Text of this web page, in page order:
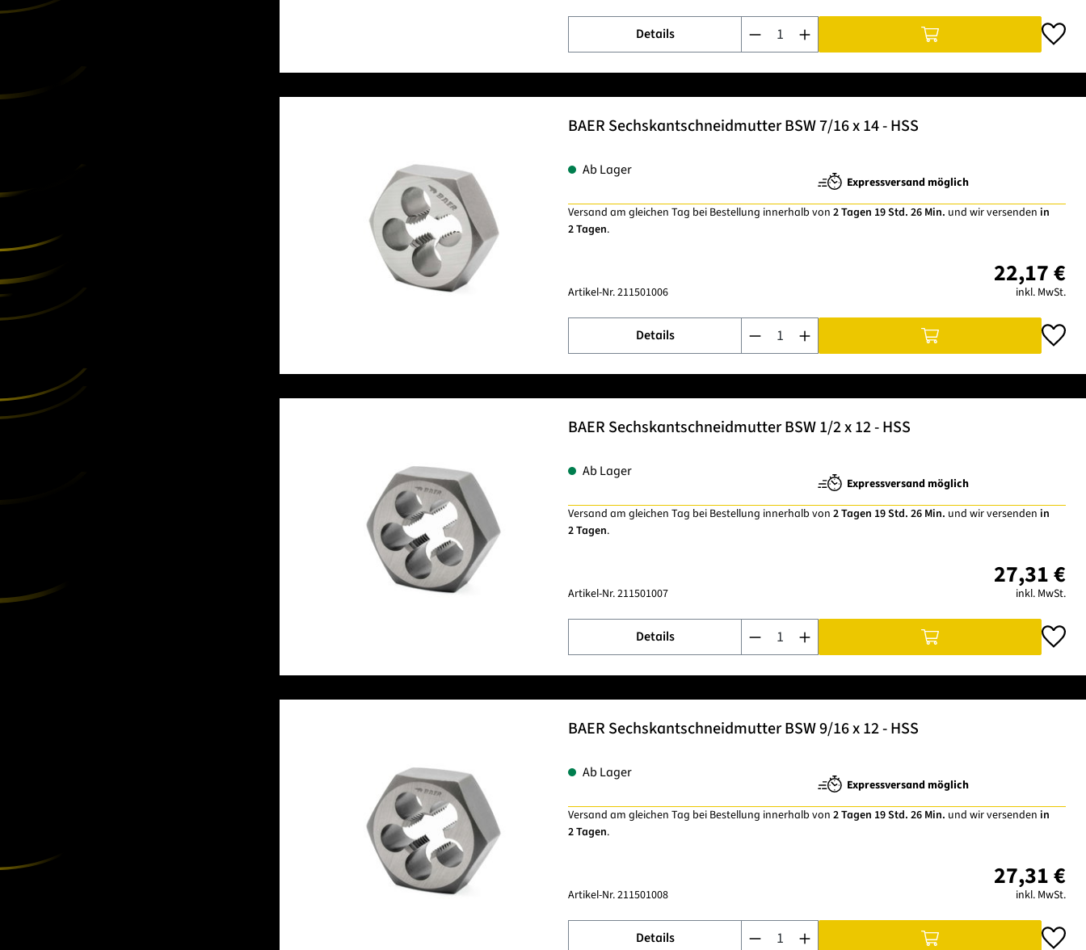
Details
Produkt Anzahl: Gib den gewünschten Wert ein oder
BAER Sechskantschneidmutter BSW 7/16 x 14 - HSS
Ab Lager
Expressversand möglich
Versand am gleichen Tag bei Bestellung innerhalb von 2 Tagen 19 Std. 26 Min. und wir versenden in
2 Tagen.
Artikel-Nr.211501006
22,17 €
inkl. MwSt.
Details
Produkt Anzahl: Gib den gewünschten Wert ein oder
BAER Sechskantschneidmutter BSW 1/2 x 12 - HSS
Ab Lager
Expressversand möglich
Versand am gleichen Tag bei Bestellung innerhalb von 2 Tagen 19 Std. 26 Min. und wir versenden in
2 Tagen.
Artikel-Nr.211501007
27,31 €
inkl. MwSt.
Details
Produkt Anzahl: Gib den gewünschten Wert ein oder
BAER Sechskantschneidmutter BSW 9/16 x 12 - HSS
Ab Lager
Expressversand möglich
Versand am gleichen Tag bei Bestellung innerhalb von 2 Tagen 19 Std. 26 Min. und wir versenden in
2 Tagen.
Artikel-Nr.211501008
27,31 €
inkl. MwSt.
Details
Produkt Anzahl: Gib den gewünschten Wert ein oder